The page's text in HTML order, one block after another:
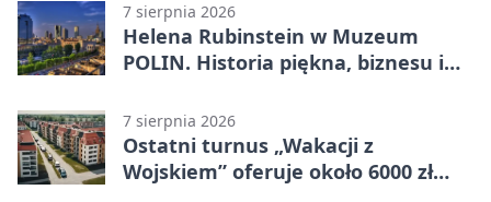
7 sierpnia 2026
Helena Rubinstein w Muzeum
POLIN. Historia piękna, biznesu i
7 sierpnia 2026
Ostatni turnus „Wakacji z
Wojskiem” oferuje około 6000 zł